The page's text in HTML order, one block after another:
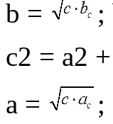
b =
;
c2 = a2
a =
;